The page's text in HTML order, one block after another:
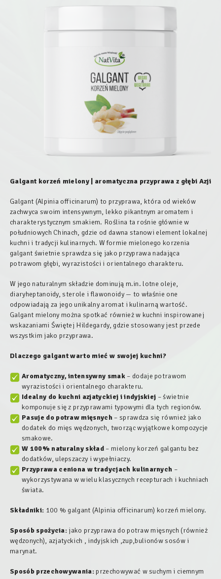
Galgant korzeń mielony | aromatyczna przyprawa z głębi Azji
Galgant (Alpinia officinarum) to przyprawa, która od wieków
zachwyca swoim intensywnym, lekko pikantnym aromatem i
charakterystycznym smakiem. Roślina ta rośnie głównie w
południowych Chinach, gdzie od dawna stanowi element lokalnej
kuchni i tradycji kulinarnych. W formie mielonego korzenia
galgant świetnie sprawdza się jako przyprawa nadająca
potrawom głębi, wyrazistości i orientalnego charakteru.
W jego naturalnym składzie dominują m.in. lotne oleje,
diaryheptanoidy, sterole i flawonoidy — to właśnie one
odpowiadają za jego unikalny aromat i kulinarną wartość.
Galgant mielony można spotkać również w kuchni inspirowanej
wskazaniami Świętej Hildegardy, gdzie stosowany jest przede
wszystkim jako przyprawa.
Dlaczego galgant warto mieć w swojej kuchni?
Aromatyczny, intensywny smak– dodaje potrawom
wyrazistości i orientalnego charakteru.
Idealny do kuchni azjatyckiej i indyjskiej – świetnie
komponuje się z przyprawami typowymi dla tych regionów.
Pasuje do potraw mięsnych – sprawdza się również jako
dodatek do mięs wędzonych, tworząc wyjątkowe kompozycje
smakowe.
W 100% naturalny skład – mielony korzeń galgantu bez
dodatków, ulepszaczy i wypełniaczy.
Przyprawa ceniona w tradycjach kulinarnych –
wykorzystywana w wielu klasycznych recepturach i kuchniach
świata.
Składniki: 100 % galgant (Alpinia officinarum) korzeń mielony.
Sposób spożycia: jako przyprawa do potraw mięsnych (również
wędzonych), azjatyckich , indyjskich ,zup,bulionów sosów i
marynat.
Sposób przechowywania:przechowywać w suchym i ciemnym